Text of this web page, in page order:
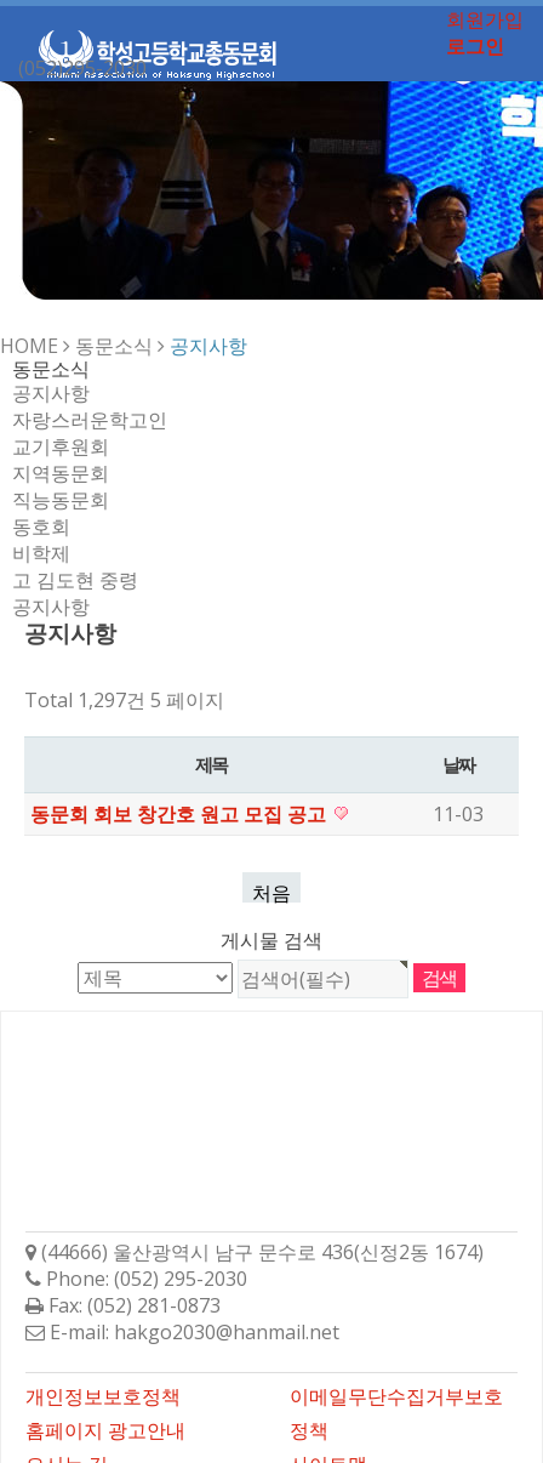
navigation
회원가입
로그인
(052)295-2030
HOME 동문소식
공지사항
동문소식
공지사항
자랑스러운학고인
교기후원회
지역동문회
직능동문회
동호회
비학제
고 김도현 중령
공지사항
공지사항
Total 1,297건 5 페이지
제목 날짜
동문회 회보 창간호 원고 모집 공고 11-03
처음
게시물 검색
(44666) 울산광역시 남구 문수로 436(신정2동 1674)
Phone: (052) 295-2030
Fax: (052) 281-0873
E-mail: hakgo2030@hanmail.net
개인정보보호정책
홈페이지 광고안내
이메일무단수집거부보호
정책